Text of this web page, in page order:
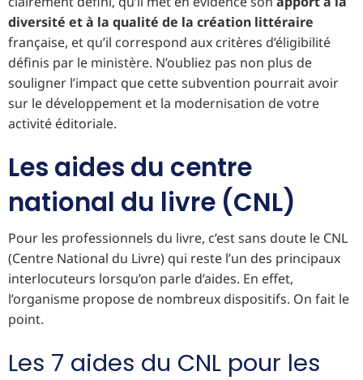
diversité et à la qualité de la création littéraire
française, et qu’il correspond aux critères d’éligibilité
définis par le ministère. N’oubliez pas non plus de
souligner l’impact que cette subvention pourrait avoir
sur le développement et la modernisation de votre
activité éditoriale.
Les aides du centre
national du livre (CNL)
Pour les professionnels du livre, c’est sans doute le CNL
(Centre National du Livre) qui reste l’un des principaux
interlocuteurs lorsqu’on parle d’aides. En effet,
l’organisme propose de nombreux dispositifs. On fait le
point.
Les 7 aides du CNL pour les